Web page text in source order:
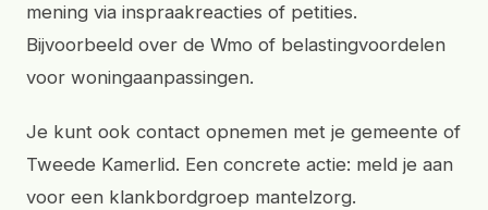
mening via inspraakreacties of petities.
Bijvoorbeeld over de Wmo of belastingvoordelen
voor woningaanpassingen.
Je kunt ook contact opnemen met je gemeente of
Tweede Kamerlid. Een concrete actie: meld je aan
voor een klankbordgroep mantelzorg.